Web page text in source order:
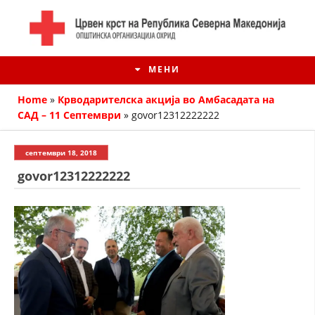
МЕНИ
ИСТОРИЈАТ НА ЦКРМ
ИСТОРИЈАТ НА ДВИЖЕЊЕТО
Home » Крводарителска акција во Амбасадата на
САД – 11 Септември » govor12312222222
септември 18, 2018
govor12312222222